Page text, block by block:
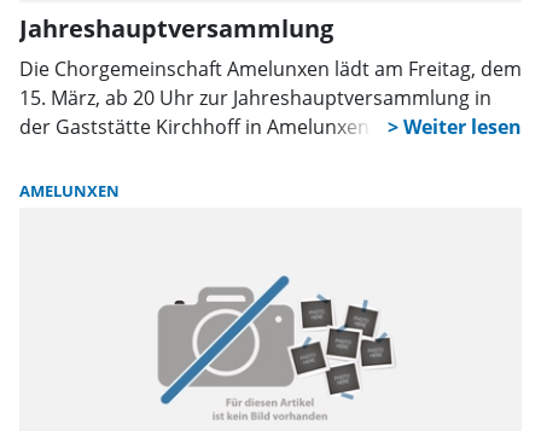
Jahreshauptversammlung
Die Chorgemeinschaft Amelunxen lädt am Freitag, dem
15. März, ab 20 Uhr zur Jahreshauptversammlung in
der Gaststätte Kirchhoff in Amelunxen ein.
AMELUNXEN